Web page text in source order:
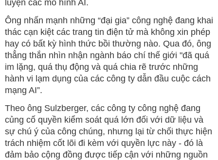
luyện các mô hình AI.
Ông nhấn mạnh những “đại gia” công nghệ đang khai
thác cạn kiệt các trang tin điện tử mà không xin phép
hay có bất kỳ hình thức bồi thường nào. Qua đó, ông
thẳng thắn nhìn nhận ngành báo chí thế giới "đã quá
im lặng, quá thụ động và quá chia rẽ trước những
hành vi lạm dụng của các công ty dẫn đầu cuộc cách
mạng AI”.
Theo ông Sulzberger, các công ty công nghệ đang
củng cố quyền kiểm soát quá lớn đối với dữ liệu và
sự chú ý của công chúng, nhưng lại từ chối thực hiện
trách nhiệm cốt lõi đi kèm với quyền lực này - đó là
đảm bảo cộng đồng được tiếp cận với những nguồn